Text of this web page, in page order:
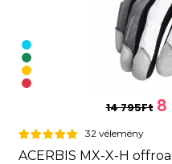
14 795Ft 8
32 vélemény
ACERBIS MX-X-H